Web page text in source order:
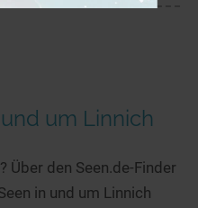
um Linnich
Über den Seen.de-Finder
in und um Linnich